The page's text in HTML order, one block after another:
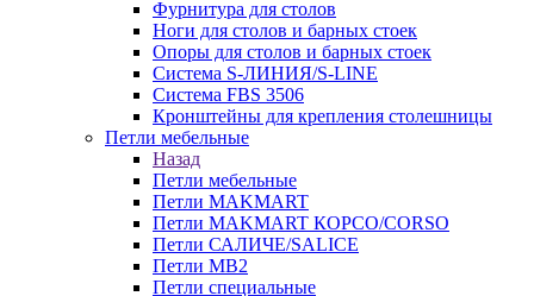
Фурнитура для столов
Ноги для столов и барных стоек
Опоры для столов и барных стоек
Система S-ЛИНИЯ/S-LINE
Система FBS 3506
Кронштейны для крепления столешницы
Петли мебельные
Назад
Петли мебельные
Петли MAKMART
Петли MAKMART КОРСО/CORSO
Петли САЛИЧЕ/SALICE
Петли MB2
Петли специальные